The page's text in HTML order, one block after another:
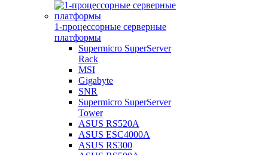
1-процессорные серверные
платформы
Supermicro SuperServer
Rack
MSI
Gigabyte
SNR
Supermicro SuperServer
Tower
ASUS RS520A
ASUS ESC4000A
ASUS RS300